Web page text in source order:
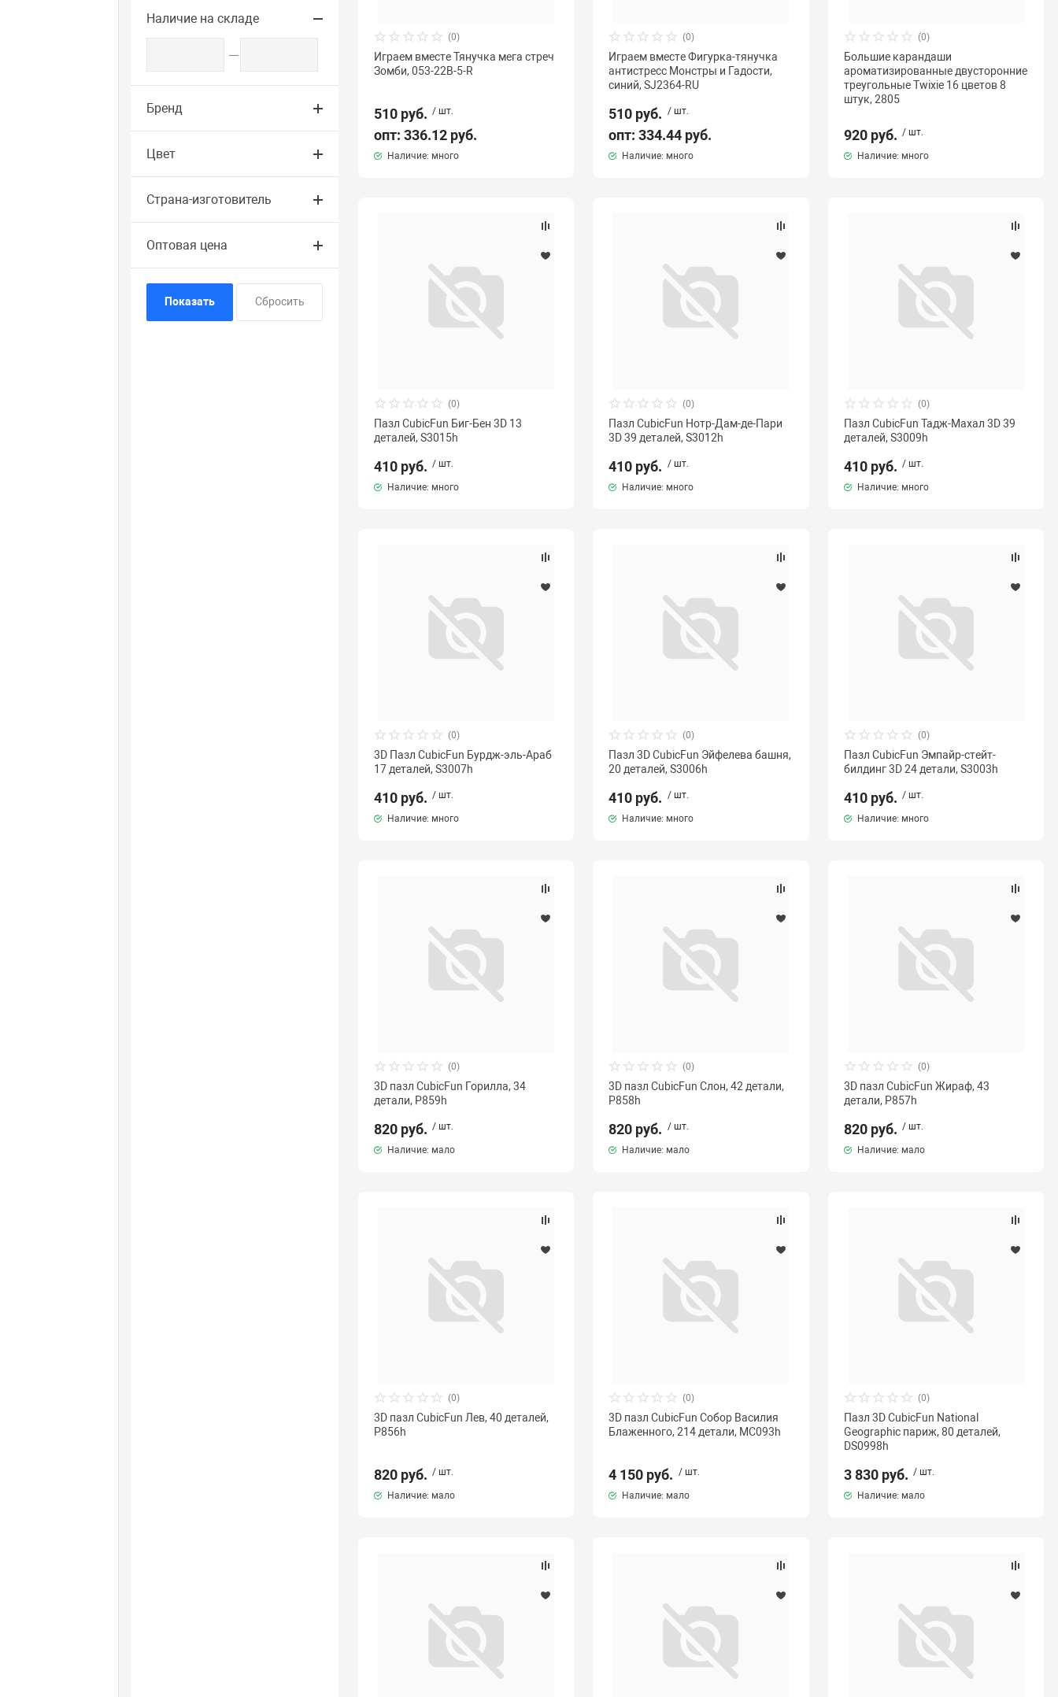
Наличие на складе
Бренд
Цвет
Страна-изготовитель
Оптовая цена
(0)
Играем вместе Тянучка мега стреч
Зомби, 053-22B-5-R
510 руб. / шт.
опт: 336.12 руб.
Наличие: много
(0)
Играем вместе Фигурка-тянучка
антистресс Монстры и Гадости,
синий, SJ2364-RU
510 руб. / шт.
опт: 334.44 руб.
Наличие: много
(0)
Большие карандаши
ароматизированные двусторонние
треугольные Twixie 16 цветов 8
штук, 2805
920 руб. / шт.
Наличие: много
(0)
Пазл CubicFun Биг-Бен 3D 13
деталей, S3015h
410 руб. / шт.
Наличие: много
(0)
Пазл CubicFun Нотр-Дам-де-Пари
3D 39 деталей, S3012h
410 руб. / шт.
Наличие: много
(0)
Пазл CubicFun Тадж-Махал 3D 39
деталей, S3009h
410 руб. / шт.
Наличие: много
(0)
3D Пазл CubicFun Бурдж-эль-Араб
17 деталей, S3007h
410 руб. / шт.
Наличие: много
(0)
Пазл 3D CubicFun Эйфелева башня,
20 деталей, S3006h
410 руб. / шт.
Наличие: много
(0)
Пазл CubicFun Эмпайр-стейт-
билдинг 3D 24 детали, S3003h
410 руб. / шт.
Наличие: много
(0)
3D пазл CubicFun Горилла, 34
детали, P859h
820 руб. / шт.
Наличие: мало
(0)
3D пазл CubicFun Слон, 42 детали,
P858h
820 руб. / шт.
Наличие: мало
(0)
3D пазл CubicFun Жираф, 43
детали, P857h
820 руб. / шт.
Наличие: мало
(0)
3D пазл CubicFun Лев, 40 деталей,
P856h
820 руб. / шт.
Наличие: мало
(0)
3D пазл CubicFun Собор Василия
Блаженного, 214 детали, MC093h
4 150 руб. / шт.
Наличие: мало
(0)
Пазл 3D CubicFun National
Geographic париж, 80 деталей,
DS0998h
3 830 руб. / шт.
Наличие: мало